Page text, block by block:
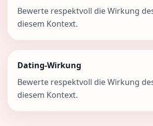
Bewerte respektvoll die Wirkung
diesem Kontext.
Dating-Wirkung
Bewerte respektvoll die Wirkung
diesem Kontext.